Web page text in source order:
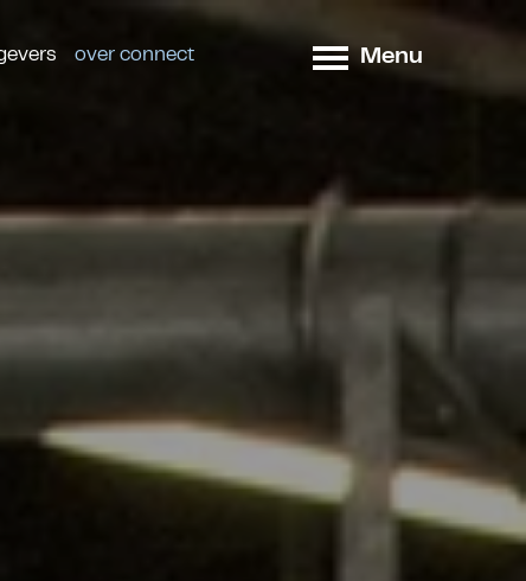
over connect Menu